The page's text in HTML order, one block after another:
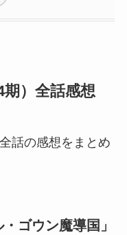
）全話感想
話の感想をまとめ
ゴウン魔導国」